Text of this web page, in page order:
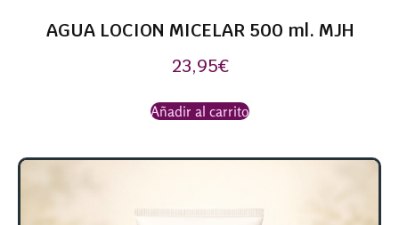
AGUA LOCION MICELAR 500 ml. MJH
23,95€
Añadir al carrito